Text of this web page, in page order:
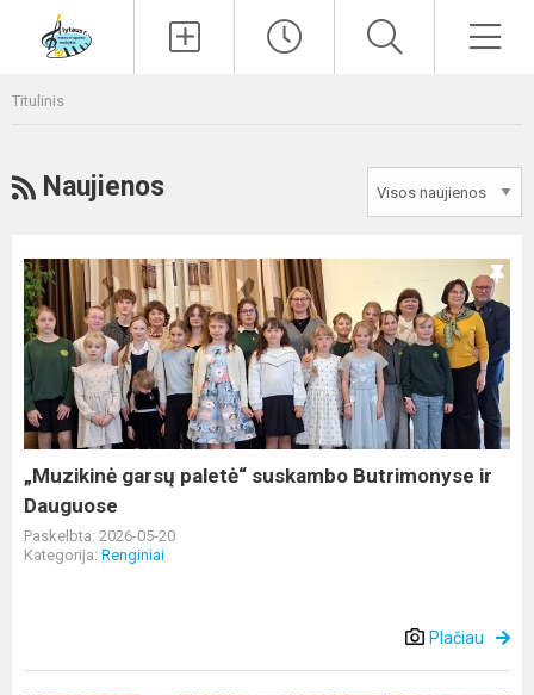
Titulinis
RSS
Naujienos
„Muzikinė
garsų
paletė“
suskambo
Butrimonyse
ir
Dauguose
„Muzikinė garsų paletė“ suskambo Butrimonyse ir
Dauguose
Paskelbta: 2026-05-20
Kategorija: Renginiai
Plačiau